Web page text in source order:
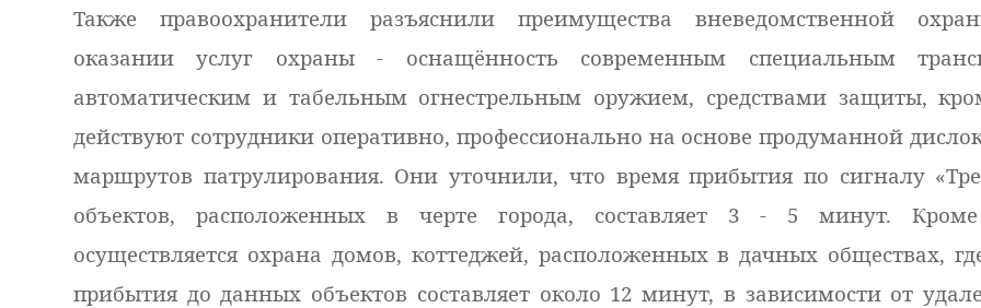
Также правоохранители разъяснили преимущества вневедомственной
оказании услуг охраны - оснащённость современным специальным
автоматическим и табельным огнестрельным оружием, средствами защиты,
действуют сотрудники оперативно, профессионально на основе продуманной
маршрутов патрулирования. Они уточнили, что время прибытия по сигналу
объектов, расположенных в черте города, составляет 3 - 5 минут. Кроме
осуществляется охрана домов, коттеджей, расположенных в дачных обществах,
прибытия до данных объектов составляет около 12 минут, в зависимости от